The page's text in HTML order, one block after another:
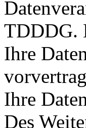
TDDDG.
Ihre
Ihre
Des